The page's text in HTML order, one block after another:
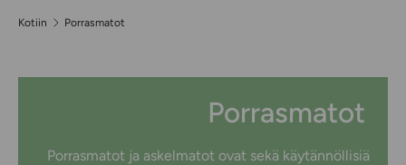
Kotiin Porrasmatot
Porrasmatot
Porrasmatot ja askelmatot ovat sekä käytännöllisiä